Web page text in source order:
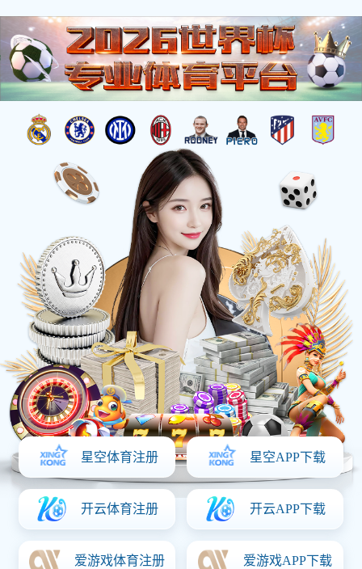
2023年12月20日，山东海化氯碱
树脂有限公司党总支书记郝宏亮
一行莅临KY体育雕塑参观指导，
国大师傅绍相向嘉宾介绍雕塑艺
2024-2-2
2023年12月20日，山东海化氯碱树脂有限公司党总支书记
郝宏亮一行莅临KY体育雕塑参观指导，国大师傅绍相向嘉
宾介绍雕塑艺术。